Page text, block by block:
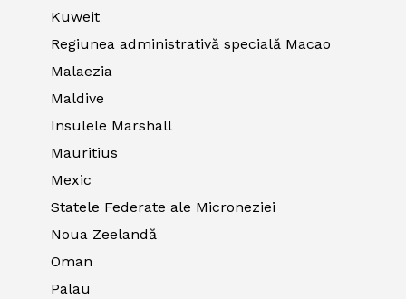
Kuweit
Regiunea administrativă specială Macao
Malaezia
Maldive
Insulele Marshall
Mauritius
Mexic
Statele Federate ale Microneziei
Noua Zeelandă
Oman
Palau